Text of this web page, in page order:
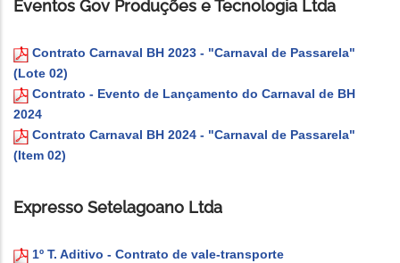
Eventos Gov Produções e Tecnologia Ltda
Contrato Carnaval BH 2023 - "Carnaval de Passarela"
(Lote 02)
Contrato - Evento de Lançamento do Carnaval de BH
2024
Contrato Carnaval BH 2024 - "Carnaval de Passarela"
(Item 02)
Expresso Setelagoano Ltda
1º T. Aditivo - Contrato de vale-transporte